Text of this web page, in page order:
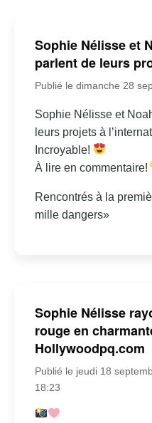
Sophie Nélisse et
parlent de leurs
Publié le dimanche 28
Sophie Nélisse et
leurs projets à
Incroyable!
À lire en commentaire!
Rencontrés à la
mille dangers»
Sophie Nélisse
rouge en
Hollywoodpq.com
Publié le jeudi 18
18:23